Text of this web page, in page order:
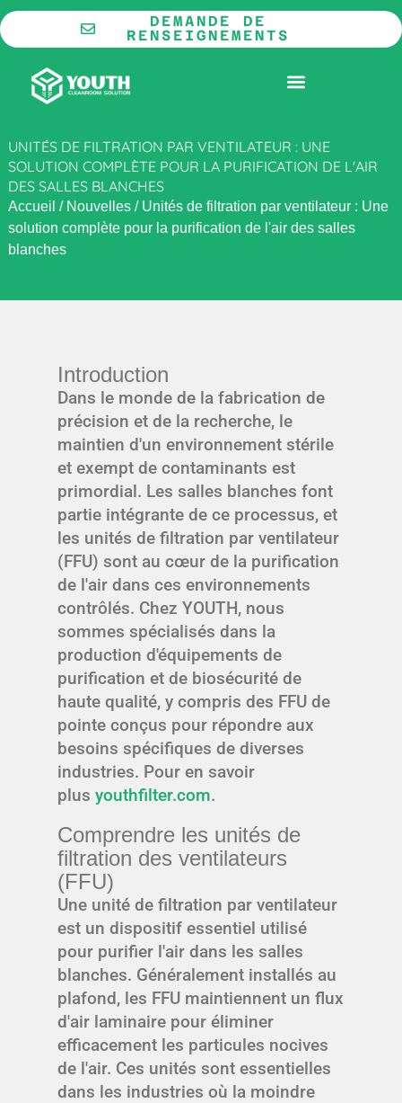
Aller
au
contenu
DEMANDE DE
RENSEIGNEMENTS
UNITÉS DE FILTRATION PAR VENTILATEUR : UNE
SOLUTION COMPLÈTE POUR LA PURIFICATION DE L'AIR
DES SALLES BLANCHES
Accueil / Nouvelles/ Unités de filtration par ventilateur : Une
solution complète pour la purification de l'air des salles
blanches
Introduction
Dans le monde de la fabrication de
précision et de la recherche, le
maintien d'un environnement stérile
et exempt de contaminants est
primordial. Les salles blanches font
partie intégrante de ce processus, et
les unités de filtration par ventilateur
(FFU) sont au cœur de la purification
de l'air dans ces environnements
contrôlés. Chez YOUTH, nous
sommes spécialisés dans la
production d'équipements de
purification et de biosécurité de
haute qualité, y compris des FFU de
pointe conçus pour répondre aux
besoins spécifiques de diverses
industries. Pour en savoir
plus youthfilter.com.
Comprendre les unités de
filtration des ventilateurs
(FFU)
Une unité de filtration par ventilateur
est un dispositif essentiel utilisé
pour purifier l'air dans les salles
blanches. Généralement installés au
plafond, les FFU maintiennent un flux
d'air laminaire pour éliminer
efficacement les particules nocives
de l'air. Ces unités sont essentielles
dans les industries où la moindre